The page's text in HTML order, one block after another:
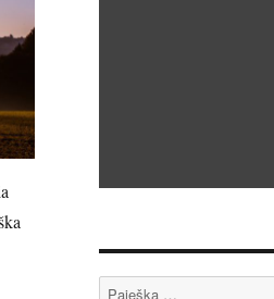
Ieškoti: